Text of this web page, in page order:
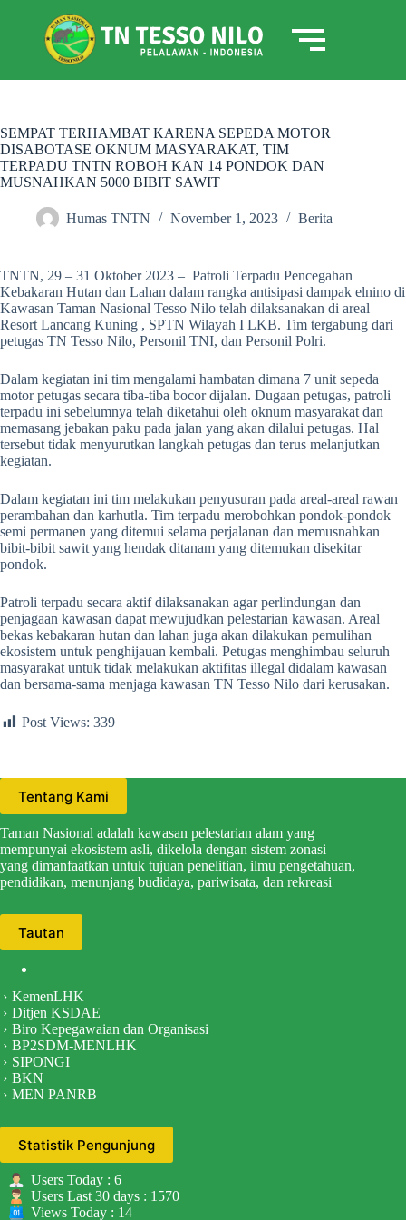
SEMPAT TERHAMBAT KARENA SEPEDA MOTOR
DISABOTASE OKNUM MASYARAKAT, TIM
TERPADU TNTN ROBOH KAN 14 PONDOK DAN
MUSNAHKAN 5000 BIBIT SAWIT
Humas TNTN November 1, 2023 Berita
TNTN, 29 – 31 Oktober 2023 – Patroli Terpadu Pencegahan
Kebakaran Hutan dan Lahan dalam rangka antisipasi dampak elnino di
Kawasan Taman Nasional Tesso Nilo telah dilaksanakan di areal
Resort Lancang Kuning , SPTN Wilayah I LKB. Tim tergabung dari
petugas TN Tesso Nilo, Personil TNI, dan Personil Polri.
Dalam kegiatan ini tim mengalami hambatan dimana 7 unit sepeda
motor petugas secara tiba-tiba bocor dijalan. Dugaan petugas, patroli
terpadu ini sebelumnya telah diketahui oleh oknum masyarakat dan
memasang jebakan paku pada jalan yang akan dilalui petugas. Hal
tersebut tidak menyurutkan langkah petugas dan terus melanjutkan
kegiatan.
Dalam kegiatan ini tim melakukan penyusuran pada areal-areal rawan
perambahan dan karhutla. Tim terpadu merobohkan pondok-pondok
semi permanen yang ditemui selama perjalanan dan memusnahkan
bibit-bibit sawit yang hendak ditanam yang ditemukan disekitar
pondok.
Patroli terpadu secara aktif dilaksanakan agar perlindungan dan
penjagaan kawasan dapat mewujudkan pelestarian kawasan. Areal
bekas kebakaran hutan dan lahan juga akan dilakukan pemulihan
ekosistem untuk penghijauan kembali. Petugas menghimbau seluruh
masyarakat untuk tidak melakukan aktifitas illegal didalam kawasan
dan bersama-sama menjaga kawasan TN Tesso Nilo dari kerusakan.
Post Views: 339
Tentang Kami
Taman Nasional adalah kawasan pelestarian alam yang
mempunyai ekosistem asli, dikelola dengan sistem zonasi
yang dimanfaatkan untuk tujuan penelitian, ilmu pengetahuan,
pendidikan, menunjang budidaya, pariwisata, dan rekreasi
Tautan
KemenLHK
Ditjen KSDAE
Biro Kepegawaian dan Organisasi
BP2SDM-MENLHK
SIPONGI
BKN
MEN PANRB
Statistik Pengunjung
Users Today : 6
Users Last 30 days : 1570
Views Today : 14